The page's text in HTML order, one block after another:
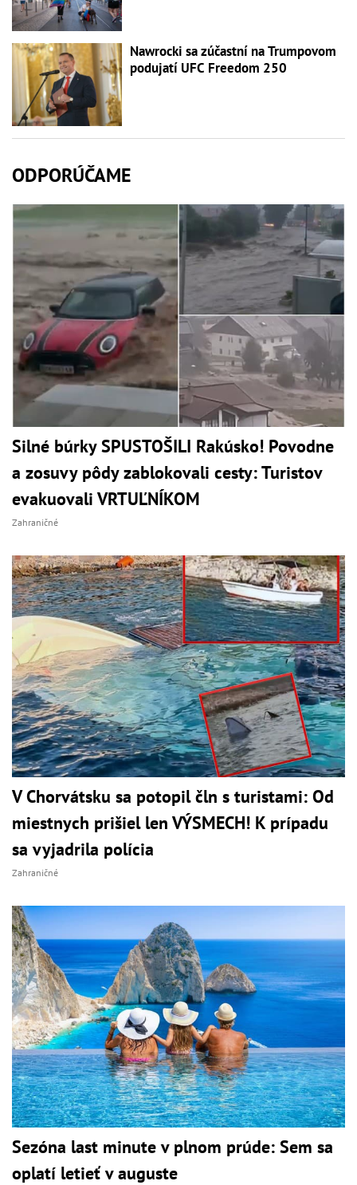
Nawrocki sa zúčastní na Trumpovom
podujatí UFC Freedom 250
ODPORÚČAME
Silné búrky SPUSTOŠILI Rakúsko! Povodne
a zosuvy pôdy zablokovali cesty: Turistov
evakuovali VRTUĽNÍKOM
Zahraničné
V Chorvátsku sa potopil čln s turistami: Od
miestnych prišiel len VÝSMECH! K prípadu
sa vyjadrila polícia
Zahraničné
Sezóna last minute v plnom prúde: Sem sa
oplatí letieť v auguste